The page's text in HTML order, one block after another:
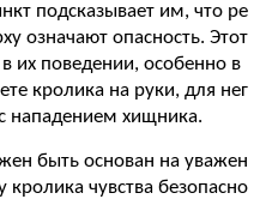
подсказывает им, что ре
означают опасность. Этот
их поведении, особенно в
кролика на руки, для нег
нападением хищника.
быть основан на уважен
кролика чувства безопасно